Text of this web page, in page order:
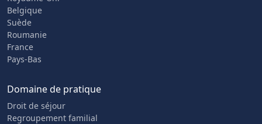
Belgique
Suède
Roumanie
France
Pays-Bas
Domaine de pratique
Droit de séjour
Regroupement familial